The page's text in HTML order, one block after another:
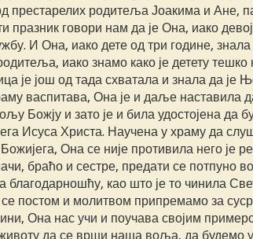
престарелих родитеља Јоакима и Ане,
говори нам да је Она, иако
И Она, иако дете од три године,
иако знамо како је детету тешко
је још од тада схватала и знала да је
васпитава, Она је и даље наставила
Божју и зато је и била удостојена да
Исуса Христа. Научена у храму да
Она се није противила него је
браћо и сестре, предати се потпуно
благодарношћу, као што је то чинила
се постом и молитвом припремамо за
Она нас учи и поучава својим
да се врши наша воља, да будемо